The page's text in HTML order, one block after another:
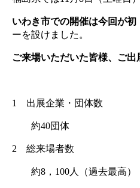
いわき市での開催は今回が初
ーを設けました。
ご来場いただいた皆様、ご
1 出展企業・団体数
約40団体
2 総来場者数
約8，100人（過去最高）